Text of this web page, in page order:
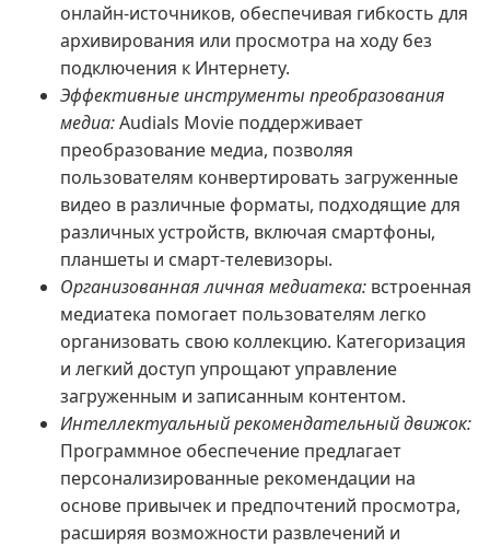
онлайн-источников, обеспечивая гибкость для
архивирования или просмотра на ходу без
подключения к Интернету.
Эффективные инструменты преобразования
медиа:Audials Movie поддерживает
преобразование медиа, позволяя
пользователям конвертировать загруженные
видео в различные форматы, подходящие для
различных устройств, включая смартфоны,
планшеты и смарт-телевизоры.
Организованная личная медиатека: встроенная
медиатека помогает пользователям легко
организовать свою коллекцию. Категоризация
и легкий доступ упрощают управление
загруженным и записанным контентом.
Интеллектуальный рекомендательный движок:
Программное обеспечение предлагает
персонализированные рекомендации на
основе привычек и предпочтений просмотра,
расширяя возможности развлечений и